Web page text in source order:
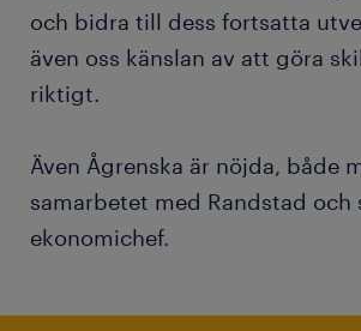
och bidra till dess fortsatta
även oss känslan av att göra
riktigt.
Även Ågrenska är nöjda, både
samarbetet med Randstad och
ekonomichef.